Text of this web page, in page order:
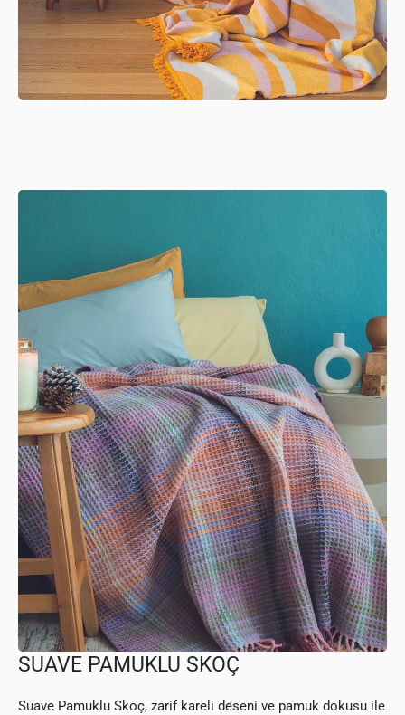
SUAVE PAMUKLU SKOÇ
Suave Pamuklu Skoç, zarif kareli deseni ve pamuk dokusu ile